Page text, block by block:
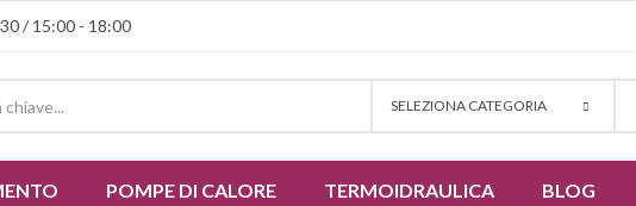
/ 15:00 - 18:00
SELEZIONA CATEGORIA
POMPE DI CALORE TERMOIDRAULICA BLOG